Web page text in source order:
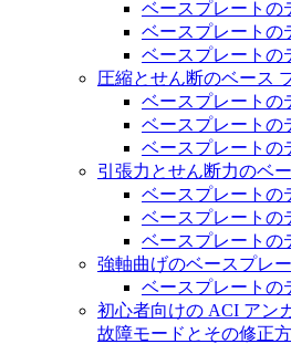
ベースプレートの
ベースプレートの
ベースプレートの
圧縮とせん断のベース
ベースプレートの
ベースプレートの
ベースプレートの
引張力とせん断力のベ
ベースプレートの
ベースプレートの
ベースプレートの
強軸曲げのベースプレ
ベースプレートの
初心者向けの ACI アン
故障モードとその修正